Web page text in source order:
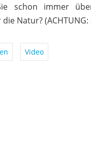
schon immer
Natur?
Video